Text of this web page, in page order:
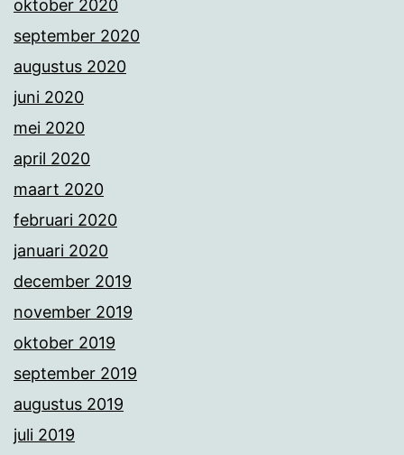
oktober 2020
september 2020
augustus 2020
juni 2020
mei 2020
april 2020
maart 2020
februari 2020
januari 2020
december 2019
november 2019
oktober 2019
september 2019
augustus 2019
juli 2019